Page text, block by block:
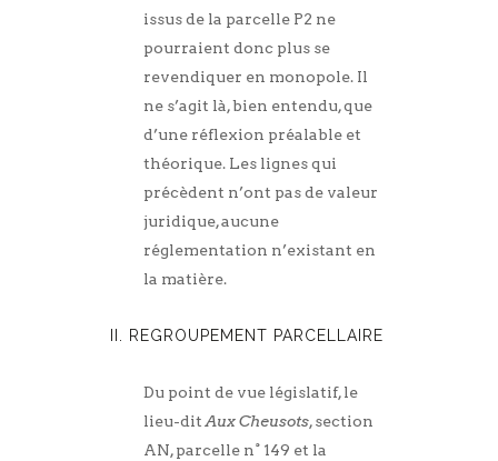
issus de la parcelle P2 ne
pourraient donc plus se
revendiquer en monopole. Il
ne s’agit là, bien entendu, que
d’une réflexion préalable et
théorique. Les lignes qui
précèdent n’ont pas de valeur
juridique, aucune
réglementation n’existant en
la matière.
II. REGROUPEMENT PARCELLAIRE
Du point de vue législatif, le
lieu-dit Aux Cheusots, section
AN, parcelle n° 149 et la